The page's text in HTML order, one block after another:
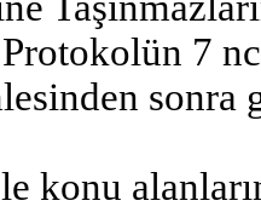
7
sonra
konu